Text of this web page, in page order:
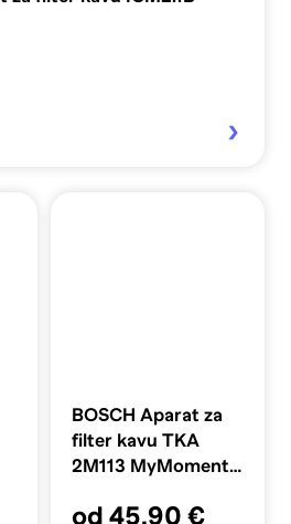
BOSCH Aparat za
filter kavu TKA
2M113 MyMoment,
od 45,90 €